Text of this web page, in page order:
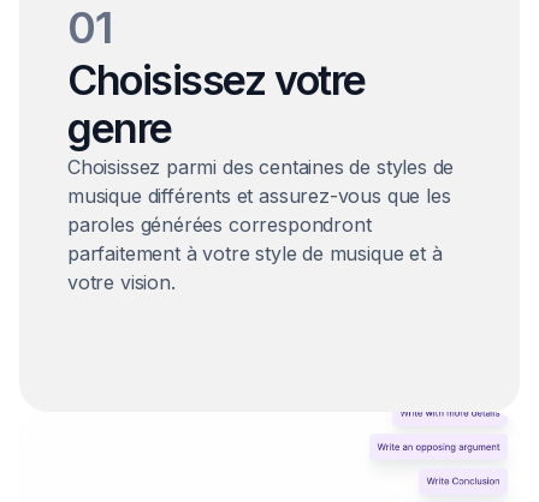
01
Choisissez votre
genre
Choisissez parmi des centaines de styles de
musique différents et assurez-vous que les
paroles générées correspondront
parfaitement à votre style de musique et à
votre vision.